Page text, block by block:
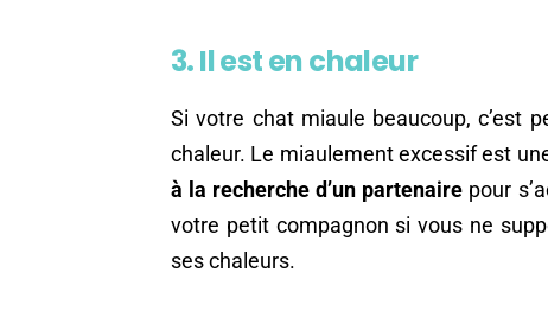
3. Il est en chaleur
Si votre chat miaule beaucoup, c’est
chaleur. Le miaulement excessif est
à la recherche d’un partenaire pour
votre petit compagnon si vous ne
ses chaleurs.